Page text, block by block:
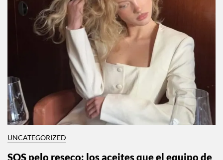
UNCATEGORIZED
SOS pelo reseco: los aceites que el equipo de